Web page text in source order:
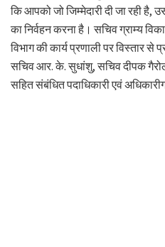
कि आपको जो जिम्मेदारी दी जा रही है,
का निर्वहन करना है। सचिव ग्राम्य
विभाग की कार्य प्रणाली पर विस्तार
सचिव आर. के. सुधांशु, सचिव दीपक
सहित संबंधित पदाधिकारी एवं